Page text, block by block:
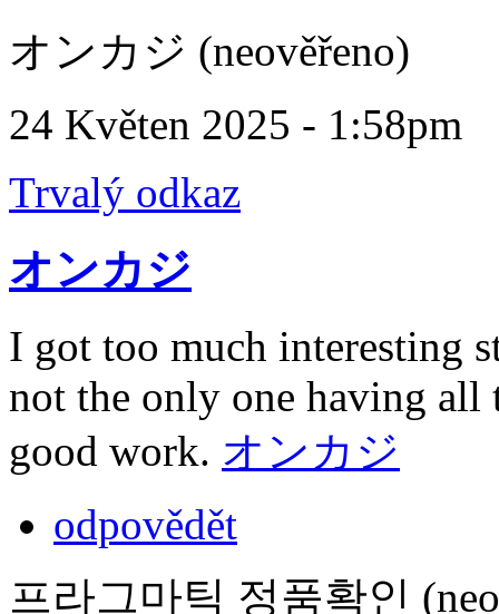
オンカジ (neověřeno)
24 Květen 2025 - 1:58pm
Trvalý odkaz
オンカジ
I got too much interesting
not the only one having all
good work. オンカジ
odpovědět
프라그마틱 정품확인